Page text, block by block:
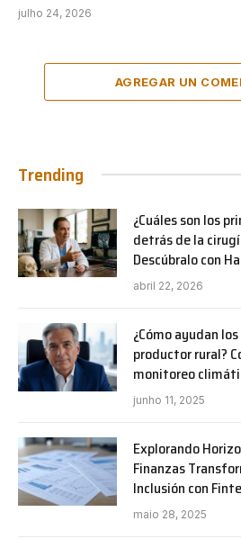
julho 24, 2026
AGREGAR UN
Trending
¿Cuáles son los
detrás de la
Descúbralo con
abril 22, 2026
¿Cómo ayudan
productor rural?
monitoreo
junho 11, 2025
Explorando
Finanzas
Inclusión con
maio 28, 2025